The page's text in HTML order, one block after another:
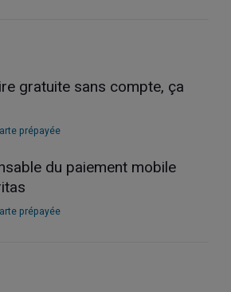
gratuite sans compte, ça
prépayée
du paiement mobile
prépayée